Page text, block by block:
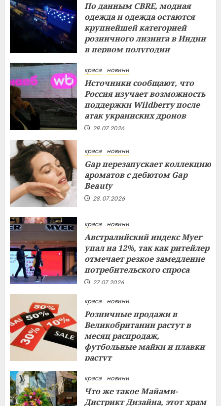
По данным CBRE, модная
одежда и одежда остаются
крупнейшей категорией
розничного лизинга в Индии
в первом полугодии
краса новини
Источники сообщают, что
Россия изучает возможность
поддержки Wildberry после
атак украинских дронов
29.07.2026
краса новини
Gap перезапускает коллекцию
ароматов с дебютом Gap
Beauty
28.07.2026
краса новини
Австралийский индекс Myer
упал на 12%, так как ритейлер
отмечает резкое замедление
потребительского спроса
27.07.2026
краса новини
Розничные продажи в
Великобритании растут в
месяц распродаж,
футбольные майки и плавки
растут
краса новини
Что же такое Майами-
Дистрикт Дизайна, этот храм